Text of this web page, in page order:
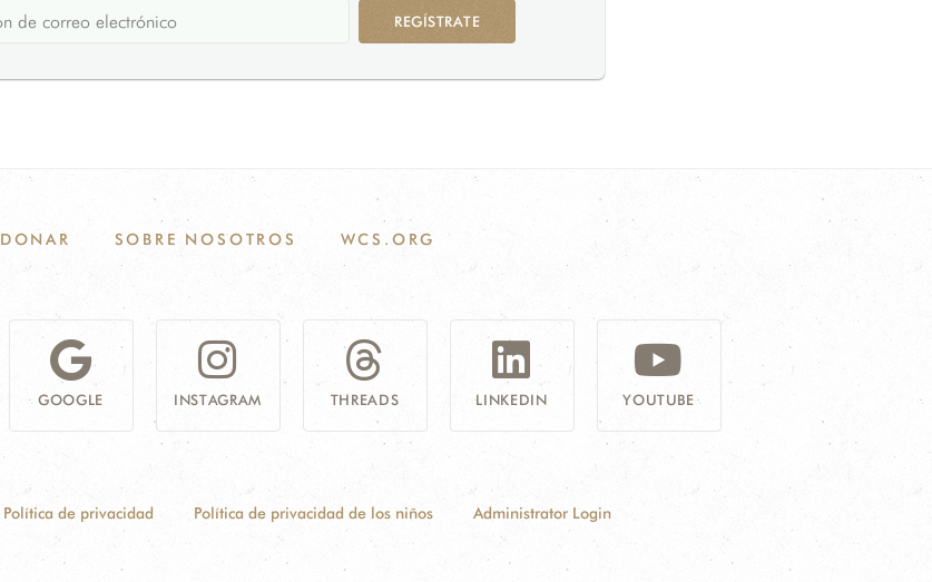
REGÍSTRATE
DONAR SOBRE NOSOTROS WCS.ORG
GOOGLE INSTAGRAM THREADS LINKEDIN YOUTUBE
Política de privacidad Política de privacidad de los niños Administrator Login